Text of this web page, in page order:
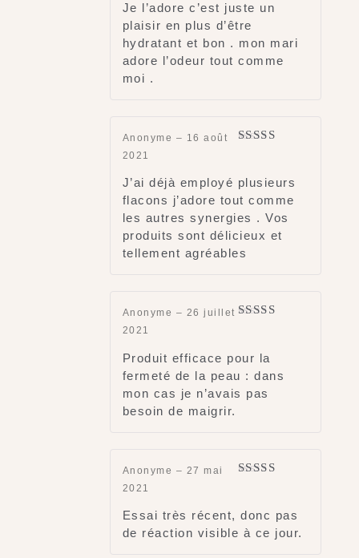
Je l’adore c’est juste un
plaisir en plus d’être
hydratant et bon . mon mari
adore l’odeur tout comme
moi .
Anonyme – 16 août
2021
J’ai déjà employé plusieurs
flacons j’adore tout comme
les autres synergies . Vos
produits sont délicieux et
tellement agréables
Anonyme – 26 juillet
2021
Produit efficace pour la
fermeté de la peau : dans
mon cas je n’avais pas
besoin de maigrir.
Anonyme – 27 mai
2021
Essai très récent, donc pas
de réaction visible à ce jour.